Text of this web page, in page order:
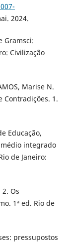
2024.
Gramsci:
Civilização
Marise N.
Contradições. 1.
Educação,
integrado
de Janeiro:
2. Os
1ª ed. Rio de
pressupostos